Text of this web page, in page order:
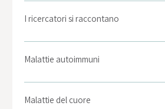
I ricercatori si raccontano
Malattie autoimmuni
Malattie del cuore